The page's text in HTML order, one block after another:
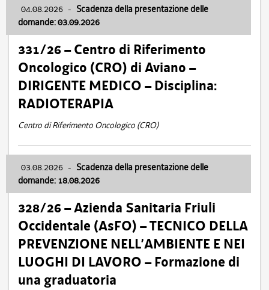
04.08.2026 - Scadenza della presentazione delle
domande: 03.09.2026
331/26 – Centro di Riferimento
Oncologico (CRO) di Aviano –
DIRIGENTE MEDICO – Disciplina:
RADIOTERAPIA
Centro di Riferimento Oncologico (CRO)
03.08.2026 - Scadenza della presentazione delle
domande: 18.08.2026
328/26 – Azienda Sanitaria Friuli
Occidentale (AsFO) – TECNICO DELLA
PREVENZIONE NELL’AMBIENTE E NEI
LUOGHI DI LAVORO – Formazione di
una graduatoria